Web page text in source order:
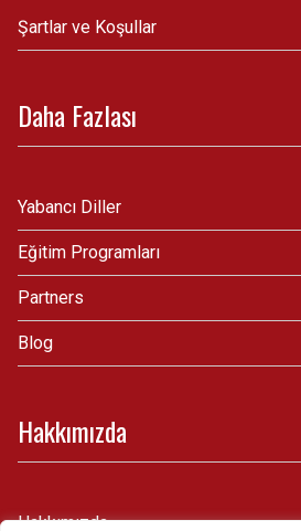
Şartlar ve Koşullar
Daha Fazlası
Yabancı Diller
Eğitim Programları
Partners
Blog
Hakkımızda
Hakkımızda